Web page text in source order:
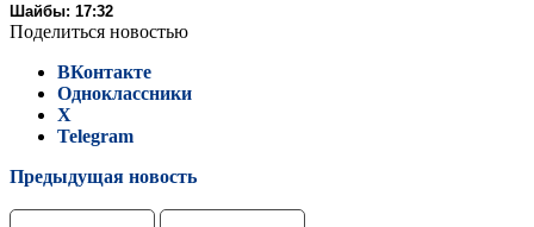
Шайбы: 17:32
Поделиться новостью
ВКонтакте
Одноклассники
X
Telegram
Предыдущая новость